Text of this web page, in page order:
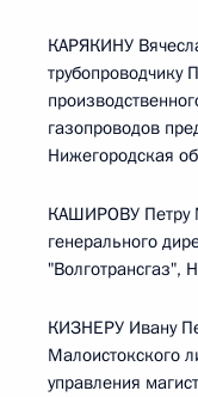
КАРЯКИНУ
трубопроводчику
газопроводов
Нижегородская
КАШИРОВУ Петру
генерального
"Волготрансгаз",
КИЗНЕРУ Ивану
Малоистокского
управления